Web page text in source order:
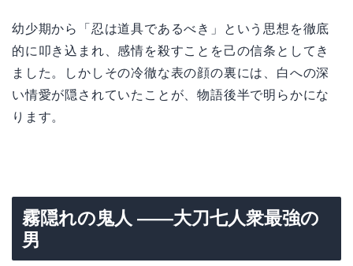
幼少期から「忍は道具であるべき」という思想を徹底
的に叩き込まれ、感情を殺すことを己の信条としてき
ました。しかしその冷徹な表の顔の裏には、白への深
い情愛が隠されていたことが、物語後半で明らかにな
ります。
霧隠れの鬼人 ——大刀七人衆最強の
男